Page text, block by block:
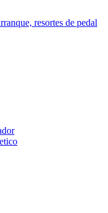
resortes de pedal